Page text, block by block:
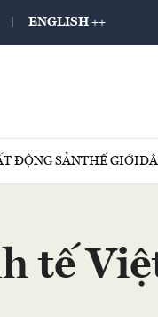
ENGLISH ++
ĐỘNG SẢNTHẾ GIỚI
tế